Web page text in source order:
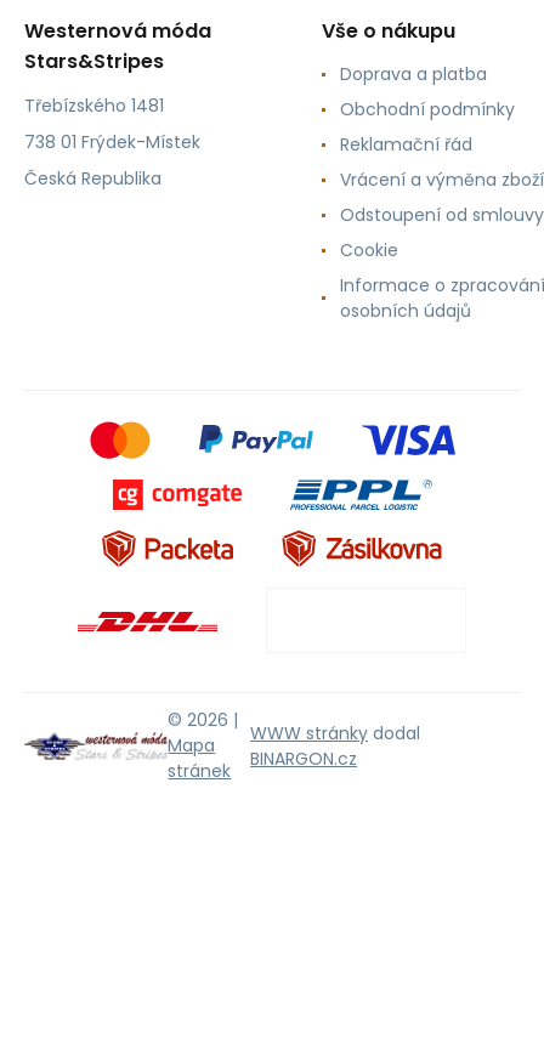
Westernová móda
Stars&Stripes
Třebízského 1481
738 01 Frýdek-Místek
Česká Republika
Vše o nákupu
Doprava a platba
Obchodní podmínky
Reklamační řád
Vrácení a výměna zboží
Odstoupení od smlouvy
Cookie
Informace o zpracování
osobních údajů
© 2026 |
Mapa
stránek
WWW stránky dodal
BINARGON.cz